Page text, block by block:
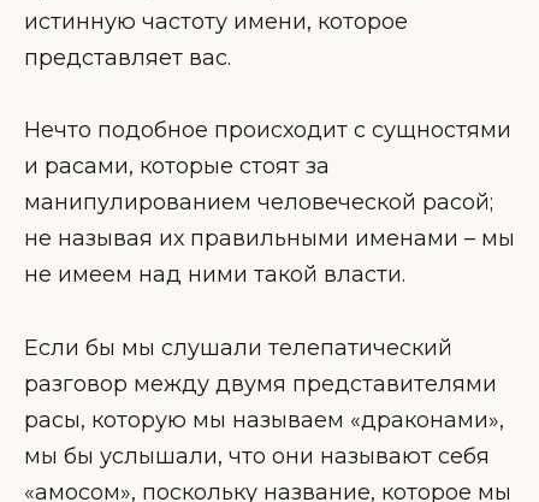
истинную частоту имени, которое
представляет вас.
Нечто подобное происходит с сущностями
и расами, которые стоят за
манипулированием человеческой расой;
не называя их правильными именами – мы
не имеем над ними такой власти.
Если бы мы слушали телепатический
разговор между двумя представителями
расы, которую мы называем «драконами»,
мы бы услышали, что они называют себя
«амосом», поскольку название, которое мы